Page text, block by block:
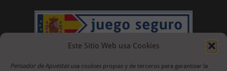
Este Sitio Web usa Cookies
Pensador de Apuestas usa cookies propias y de terceros para garantizar la